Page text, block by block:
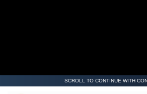
SCROLL TO CONTINUE WITH